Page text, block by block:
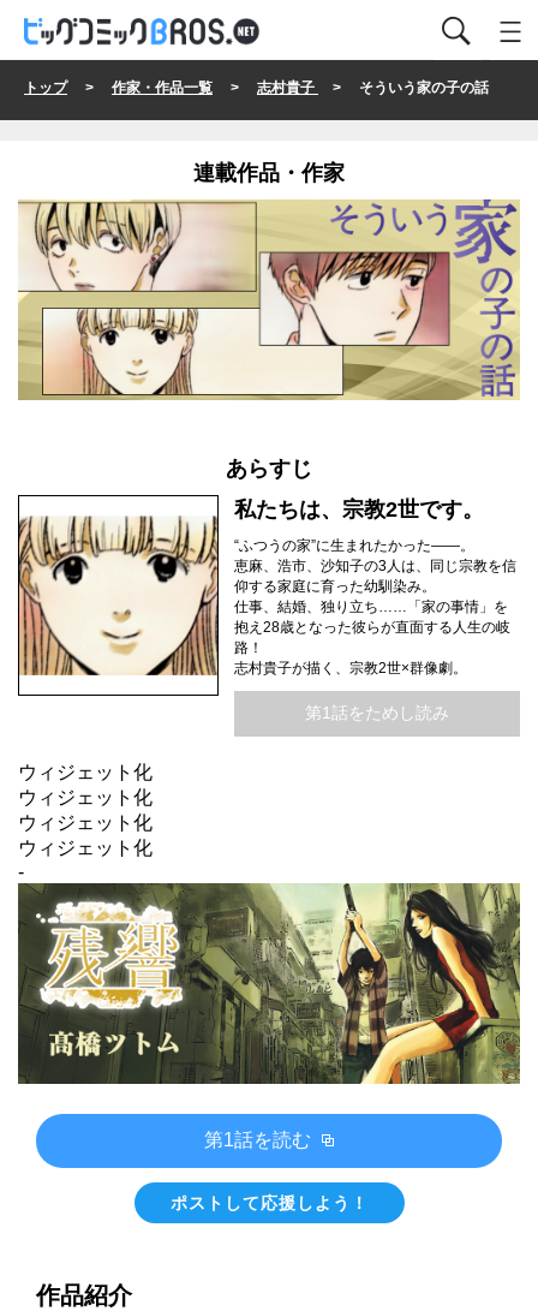
トップ> 作家・作品一覧 > 志村貴子 > そういう家の子の話
連載作品・作家
あらすじ
私たちは、宗教2世です。
“ふつうの家”に生まれたかった――。
恵麻、浩市、沙知子の3人は、同じ宗教を信
仰する家庭に育った幼馴染み。
仕事、結婚、独り立ち……「家の事情」を
抱え28歳となった彼らが直面する人生の岐
路！
志村貴子が描く、宗教2世×群像劇。
第1話をためし読み
ウィジェット化
ウィジェット化
ウィジェット化
ウィジェット化
-
第1話を読む
ポストして応援しよう！
作品紹介